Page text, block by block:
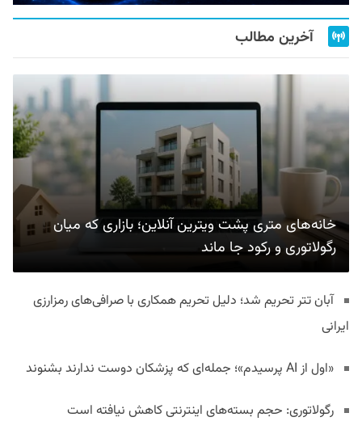
آخرین مطالب
خانه‌های متری پشت ویترین آنلاین؛ بازاری که میان
رگولاتوری و رکود جا ماند
آبان تتر تحریم شد؛ دلیل تحریم همکاری با صرافی‌های رمزارزی
ایرانی
«اول از AI پرسیدم»؛ جمله‌ای که پزشکان دوست ندارند بشنوند
رگولاتوری: حجم بسته‌های اینترنتی کاهش نیافته است